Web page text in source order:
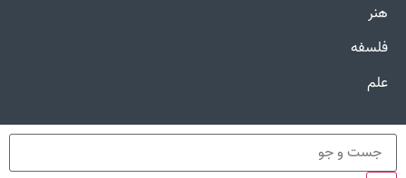
هنر
فلسفه
علم